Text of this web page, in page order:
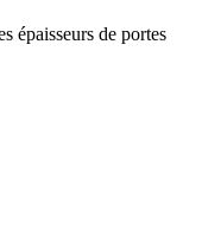
épaisseurs de portes